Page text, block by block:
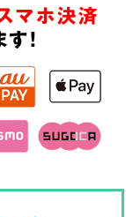
マホ決済
す!